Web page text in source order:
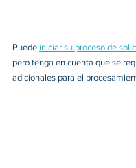
Puede iniciar su proceso de
pero tenga en cuenta que se
adicionales para el